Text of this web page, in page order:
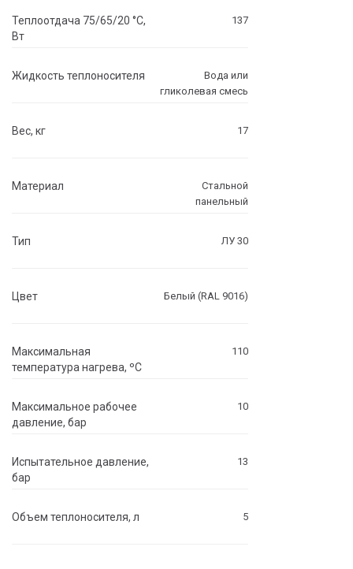
Теплоотдача 75/65/20 °C,
Вт
137
Жидкость теплоносителя
Вода или
гликолевая смесь
Вес, кг 17
Материал
Стальной
панельный
Тип ЛУ 30
Цвет Белый (RAL 9016)
Максимальная
температура нагрева, ºC
110
Максимальное рабочее
давление, бар
10
Испытательное давление,
бар
13
Объем теплоносителя, л 5